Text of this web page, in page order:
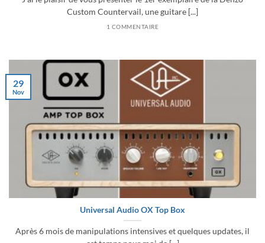
Custom Countervail, une guitare [...]
1 COMMENTAIRE
Universal Audio OX Top Box
Après 6 mois de manipulations intensives et quelques updates, il
29
Nov